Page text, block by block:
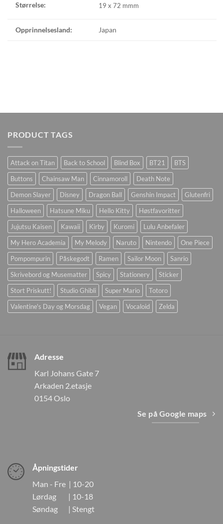
Størrelse: 19 x 72 mmm
Opprinnelsesland: Japan
PRODUCT TAGS
Attack on Titan Back to School Blind Box BT21
BTS
Buttons
Chainsaw Man Cinnamoroll
Death Note
Demon Slayer
Disney Dragon Ball Genshin Impact
Glutenfri
Halloween
Hatsune Miku Hello Kitty
Høstfavoritter
Jujutsu Kaisen
Kawaii Kirby Kuromi
Lulu Anbefaler
My Hero Academia
My Melody Naruto Nintendo
One Piece
Pompompurin
Påskegodt Ramen Sailor Moon
Sanrio
Skrivebord og Musematter
Spicy Stationery
Sticker
Stort Priskutt!
Studio Ghibli Super Mario
Totoro
Valentine's Day og Morsdag
Vegan Vocaloid Zelda
Adresse
Karl Johans Gate 7
Arkaden 2.etasje
0154 Oslo
Se på Google maps
Åpningstider
Man - Fre | 10-20
Lørdag | 10-18
Søndag | Stengt